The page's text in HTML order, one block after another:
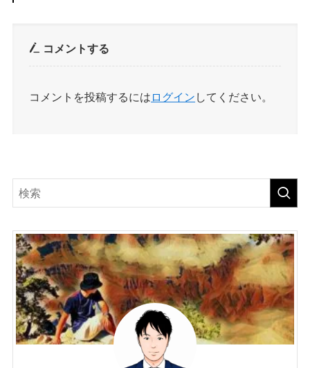
コメントする
コメントを投稿するには ログイン してください。